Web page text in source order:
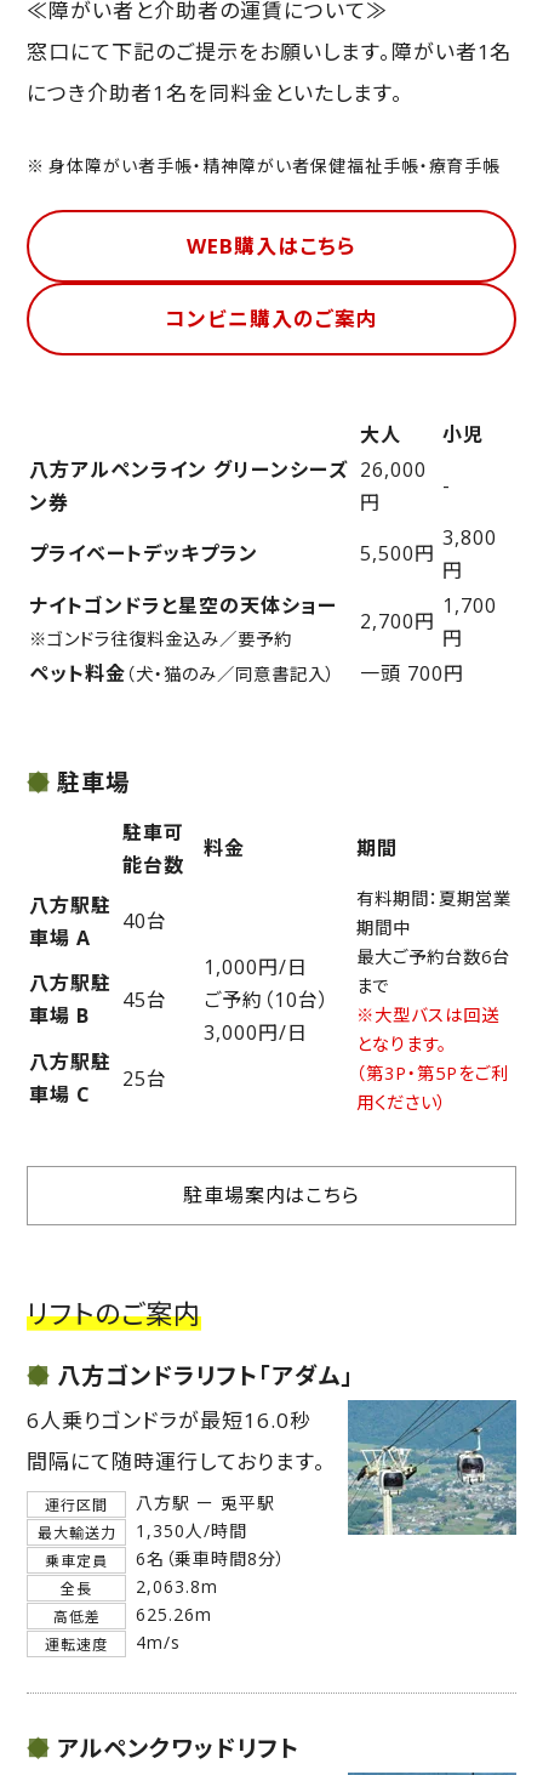
≪障がい者と介助者の運賃について≫
窓口にて下記のご提示をお願いします。障がい者1名
につき介助者1名を同料金といたします。
身体障がい者手帳・精神障がい者保健福祉手帳・療育手帳
WEB購入はこちら
コンビニ購入のご案内
大人
小児
八方アルペンライン グリーンシーズ
ン券
26,000
円
-
プライベートデッキプラン 5,500円
3,800
円
ナイトゴンドラと星空の天体ショー
※ゴンドラ往復料金込み／要予約
2,700円
1,700
円
ペット料金 （犬・猫のみ／同意書記入） 一頭 700円
駐車場
駐車可
能台数
料金 期間
八方駅駐
車場 A
40台
1,000円/日
ご予約（10台）
3,000円/日
有料期間：夏期営業
期間中
最大ご予約台数6台
まで
※大型バスは回送
となります。
（第3P・第5Pをご利
用ください）
八方駅駐
車場 B
45台
八方駅駐
車場 C
25台
駐車場案内はこちら
リフトのご案内
八方ゴンドラリフト「アダム」
6人乗りゴンドラが最短16.0秒
間隔にて随時運行しております。
運行区間 八方駅 ー 兎平駅
最大輸送力 1,350人/時間
乗車定員 6名（乗車時間8分）
全長 2,063.8m
高低差 625.26m
運転速度 4m/s
アルペンクワッドリフト